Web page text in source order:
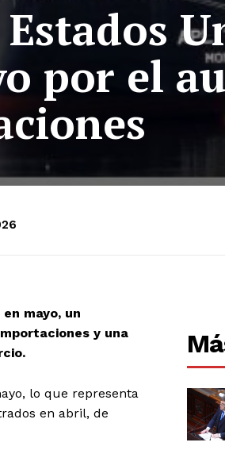
por el
mayo, un
y una
lo que representa
en abril, de